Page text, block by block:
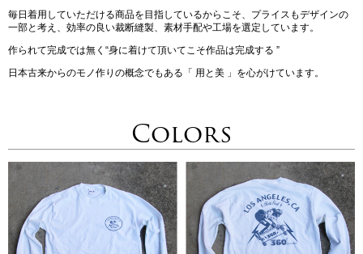
毎日着用していただける商品を目指しているからこそ、プライスもデザインの
一部と考え、効率の良い裁断縫製、素材手配や工場を選定しています。
作られて完成では無く“身に着けて頂いてこそ作品は完成する ”
日本古来からのモノ作りの概念でもある「 用と美 」を心がけています。
Colors